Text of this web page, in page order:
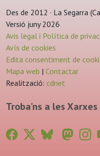
Des de 2012 · La Segarra
Versió juny 2026
Avis legal i Política de
Avís de cookies
Edita consentiment de
Mapa web | Contactar
Realització: cdnet
Troba'ns a les Xarxes